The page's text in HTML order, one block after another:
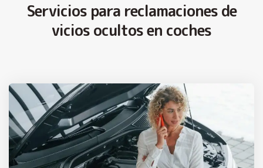
Servicios para reclamaciones de
vicios ocultos en coches